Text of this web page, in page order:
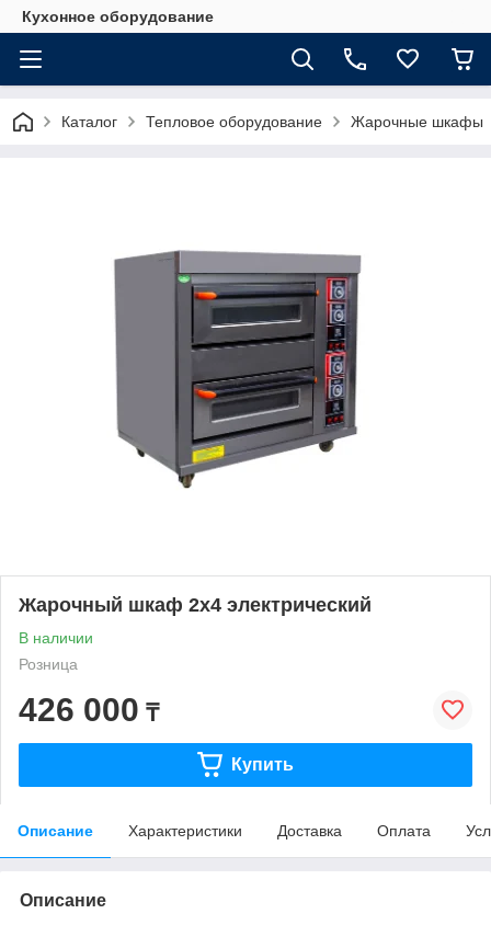
Кухонное оборудование
Каталог Тепловое оборудование Жарочные шкафы
Жарочный шкаф 2х4 электрический
В наличии
Розница
426 000 ₸
Купить
Описание Характеристики Доставка Оплата
Описание